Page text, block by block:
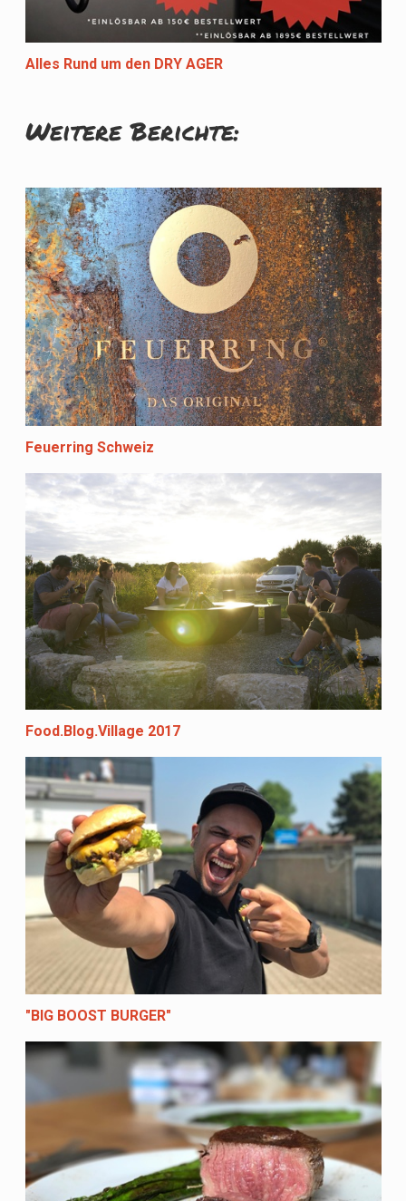
Alles Rund um den DRY AGER
Weitere Berichte:
Feuerring Schweiz
Food.Blog.Village 2017
"BIG BOOST BURGER"